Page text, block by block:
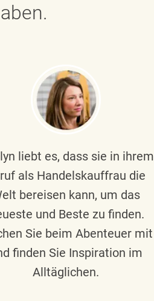
liebt es, dass sie in ihrem
als Handelskauffrau die
bereisen kann, um das
und Beste zu finden.
Sie beim Abenteuer mit
finden Sie Inspiration im
Alltäglichen.